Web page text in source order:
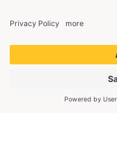
Copyright © 2026